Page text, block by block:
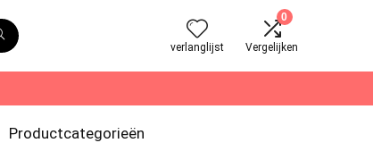
verlanglijst
0
Vergelijken
Productcategorieën